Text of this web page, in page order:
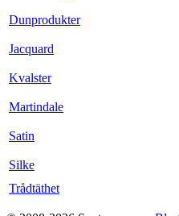
Dunprodukter
Jacquard
Kvalster
Martindale
Satin
Silke
Trådtäthet